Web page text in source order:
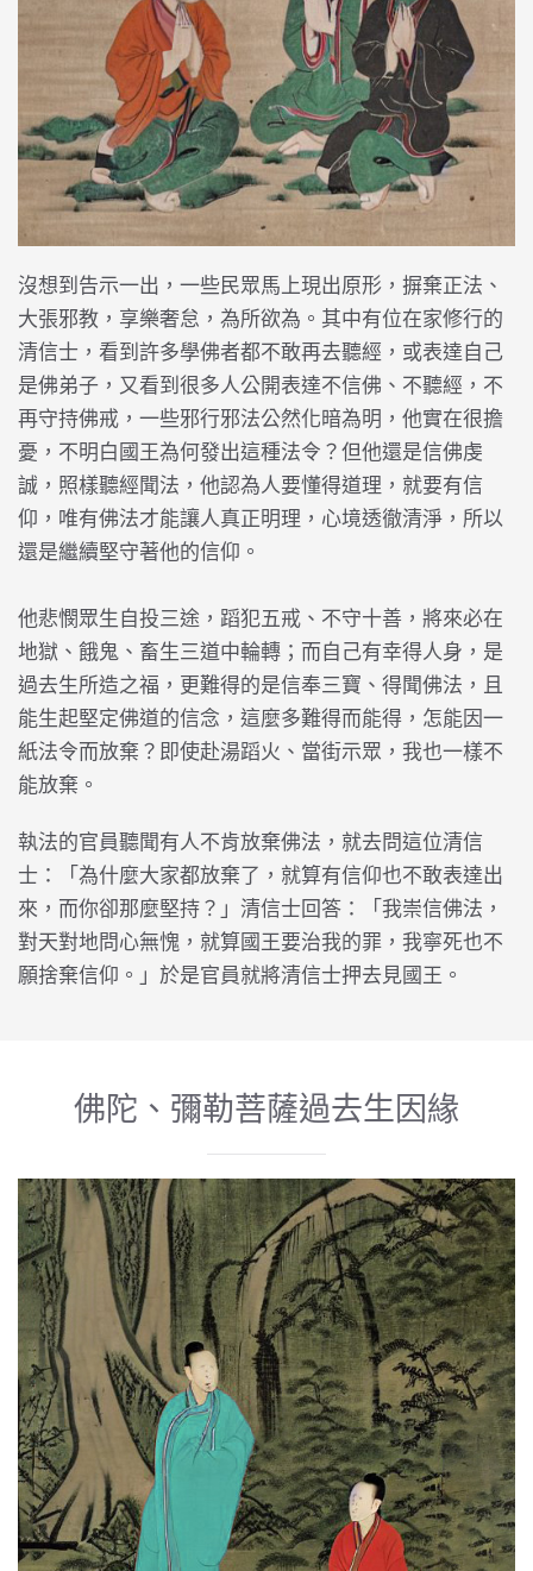
沒想到告示一出，一些民眾馬上現出原形，摒棄正法、
大張邪教，享樂奢怠，為所欲為。其中有位在家修行的
清信士，看到許多學佛者都不敢再去聽經，或表達自己
是佛弟子，又看到很多人公開表達不信佛、不聽經，不
再守持佛戒，一些邪行邪法公然化暗為明，他實在很擔
憂，不明白國王為何發出這種法令？但他還是信佛虔
誠，照樣聽經聞法，他認為人要懂得道理，就要有信
仰，唯有佛法才能讓人真正明理，心境透徹清淨，所以
還是繼續堅守著他的信仰。
他悲憫眾生自投三途，蹈犯五戒、不守十善，將來必在
地獄、餓鬼、畜生三道中輪轉；而自己有幸得人身，是
過去生所造之福，更難得的是信奉三寶、得聞佛法，且
能生起堅定佛道的信念，這麼多難得而能得，怎能因一
紙法令而放棄？即使赴湯蹈火、當街示眾，我也一樣不
能放棄。
執法的官員聽聞有人不肯放棄佛法，就去問這位清信
士：「為什麼大家都放棄了，就算有信仰也不敢表達出
來，而你卻那麼堅持？」清信士回答：「我崇信佛法，
對天對地問心無愧，就算國王要治我的罪，我寧死也不
願捨棄信仰。」於是官員就將清信士押去見國王。
佛陀、彌勒菩薩過去生因緣